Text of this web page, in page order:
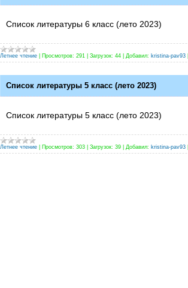
Список литературы 6 класс (лето 2023)
Летнее чтение| Просмотров: 291 Загрузок: 44| Добавил: kristina-pav93|
Список литературы 5 класс (лето 2023)
Список литературы 5 класс (лето 2023)
Летнее чтение| Просмотров: 303| Загрузок: 39| Добавил: kristina-pav93|